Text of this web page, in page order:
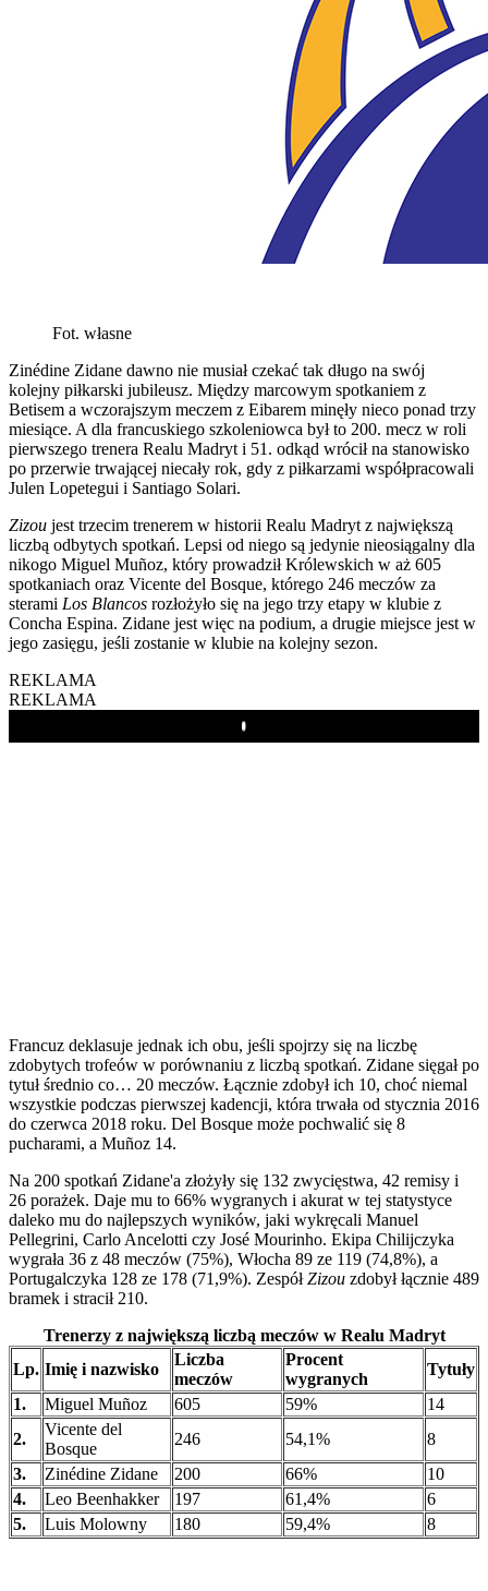
Fot. własne
Zinédine Zidane dawno nie musiał czekać tak długo na swój
kolejny piłkarski jubileusz. Między marcowym spotkaniem z
Betisem a wczorajszym meczem z Eibarem minęły nieco ponad trzy
miesiące. A dla francuskiego szkoleniowca był to 200. mecz w roli
pierwszego trenera Realu Madryt i 51. odkąd wrócił na stanowisko
po przerwie trwającej niecały rok, gdy z piłkarzami współpracowali
Julen Lopetegui i Santiago Solari.
Zizou jest trzecim trenerem w historii Realu Madryt z największą
liczbą odbytych spotkań. Lepsi od niego są jedynie nieosiągalny dla
nikogo Miguel Muñoz, który prowadził Królewskich w aż 605
spotkaniach oraz Vicente del Bosque, którego 246 meczów za
sterami Los Blancos rozłożyło się na jego trzy etapy w klubie z
Concha Espina. Zidane jest więc na podium, a drugie miejsce jest w
jego zasięgu, jeśli zostanie w klubie na kolejny sezon.
REKLAMA
REKLAMA
Play
Francuz deklasuje jednak ich obu, jeśli spojrzy się na liczbę
zdobytych trofeów w porównaniu z liczbą spotkań. Zidane sięgał po
tytuł średnio co… 20 meczów. Łącznie zdobył ich 10, choć niemal
wszystkie podczas pierwszej kadencji, która trwała od stycznia 2016
do czerwca 2018 roku. Del Bosque może pochwalić się 8
pucharami, a Muñoz 14.
Na 200 spotkań Zidane'a złożyły się 132 zwycięstwa, 42 remisy i
26 porażek. Daje mu to 66% wygranych i akurat w tej statystyce
daleko mu do najlepszych wyników, jaki wykręcali Manuel
Pellegrini, Carlo Ancelotti czy José Mourinho. Ekipa Chilijczyka
wygrała 36 z 48 meczów (75%), Włocha 89 ze 119 (74,8%), a
Portugalczyka 128 ze 178 (71,9%). ZespółZizou zdobył łącznie 489
bramek i stracił 210.
Trenerzy z największą liczbą meczów w Realu Madryt
Lp. Imię i nazwisko
Liczba
meczów
Procent
wygranych
Tytuły
1.
Miguel Muñoz 605 59%
14
2.
Vicente del
Bosque
246 54,1%
8
3.
Zinédine Zidane 200 66%
10
4.
Leo Beenhakker 197 61,4%
6
5.
Luis Molowny 180 59,4% 8